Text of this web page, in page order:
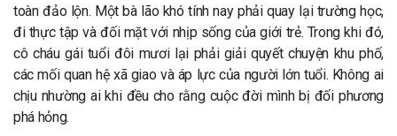
toàn đảo lộn. Một bà lão khó tính nay phải quay lại trường học,
đi thực tập và đối mặt với nhịp sống của giới trẻ. Trong khi đó,
cô cháu gái tuổi đôi mươi lại phải giải quyết chuyện khu phố,
các mối quan hệ xã giao và áp lực của người lớn tuổi. Không ai
chịu nhường ai khi đều cho rằng cuộc đời mình bị đối phương
phá hỏng.